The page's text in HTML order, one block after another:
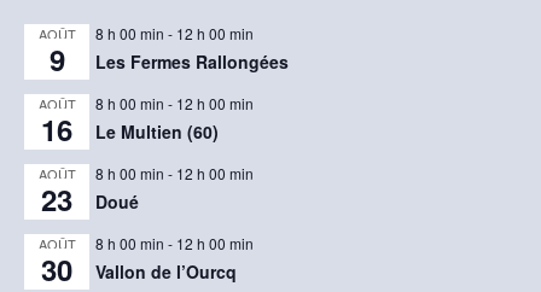
AOÛT
9
8 h 00 min - 12 h 00 min
Les Fermes Rallongées
AOÛT
16
8 h 00 min - 12 h 00 min
Le Multien (60)
AOÛT
23
8 h 00 min - 12 h 00 min
Doué
AOÛT
30
8 h 00 min - 12 h 00 min
Vallon de l’Ourcq